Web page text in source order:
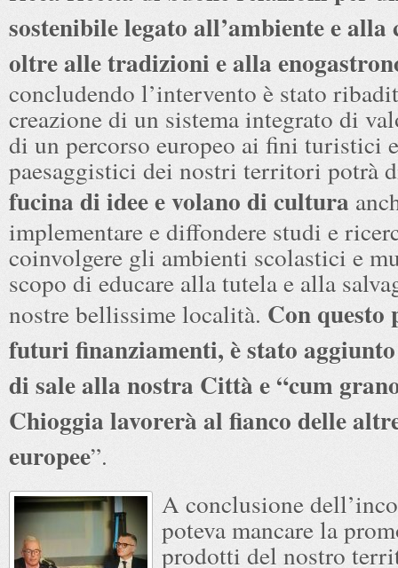
sostenibile legato all’ambiente e
oltre alle tradizioni e alla
concludendo l’intervento è stato
creazione di un sistema integrato di
di un percorso europeo ai fini turistici e
paesaggistici dei nostri territori potrà
fucina di idee e volano di cultura
implementare e diffondere studi e
coinvolgere gli ambienti scolastici e
scopo di educare alla tutela e alla
nostre bellissime località. Con questo
futuri finanziamenti, è stato
di sale alla nostra Città e “cum
Chioggia lavorerà al fianco delle
europee”.
A conclusione
poteva mancare la
prodotti del nostro